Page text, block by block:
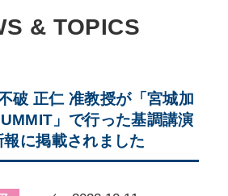
& TOPICS
破 正仁 准教授が「宮城加
」で行った基調講演
に掲載されました